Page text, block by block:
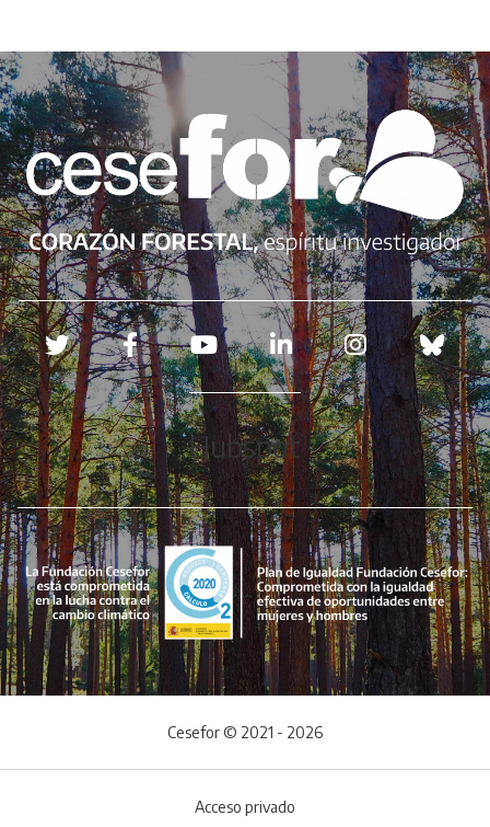
Redes sociales
Hubspot
Cesefor © 2021 - 2026
Acceso privado